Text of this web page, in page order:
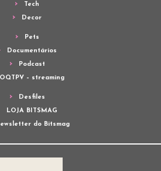
Tech
Decor
Pets
Documentários
Podcast
OQTPV – streaming
Desfiles
LOJA BITSMAG
do Bitsmag